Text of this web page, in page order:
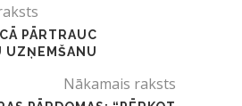
PĀRTRAUC
UZŅEMŠANU
Nākamais raksts